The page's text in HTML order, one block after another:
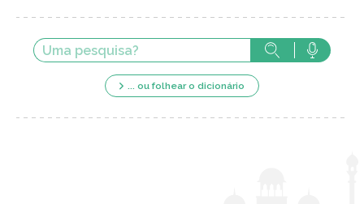
... ou folhear o dicionário